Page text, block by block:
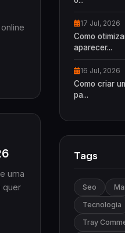
uma
quer
17 Jul, 2026
Como
aparecer...
16 Jul, 2026
Como criar
pa...
Tags
Seo
Tecnologia
Tray